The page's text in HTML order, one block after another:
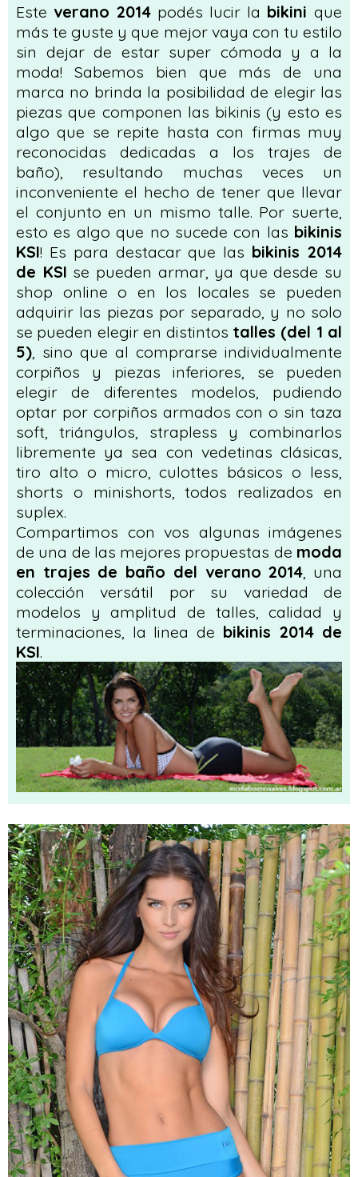
Este verano 2014 podés lucir la bikini que
más te guste y que mejor vaya con tu estilo
sin dejar de estar super cómoda y a la
moda! Sabemos bien que más de una
marca no brinda la posibilidad de elegir las
piezas que componen las bikinis (y esto es
algo que se repite hasta con firmas muy
reconocidas dedicadas a los trajes de
baño), resultando muchas veces un
inconveniente el hecho de tener que llevar
el conjunto en un mismo talle. Por suerte,
esto es algo que no sucede con las bikinis
KSI! Es para destacar que las bikinis 2014
de KSI se pueden armar, ya que desde su
shop online o en los locales se pueden
adquirir las piezas por separado, y no solo
se pueden elegir en distintos talles (del 1 al
5) , sino que al comprarse individualmente
corpiños y piezas inferiores, se pueden
elegir de diferentes modelos, pudiendo
optar por corpiños armados con o sin taza
soft, triángulos, strapless y combinarlos
libremente ya sea con vedetinas clásicas,
tiro alto o micro, culottes básicos o less,
shorts o minishorts, todos realizados en
suplex.
Compartimos con vos algunas imágenes
de una de las mejores propuestas de moda
en trajes de baño del verano 2014 , una
colección versátil por su variedad de
modelos y amplitud de talles, calidad y
terminaciones, la linea de bikinis 2014 de
KSI.